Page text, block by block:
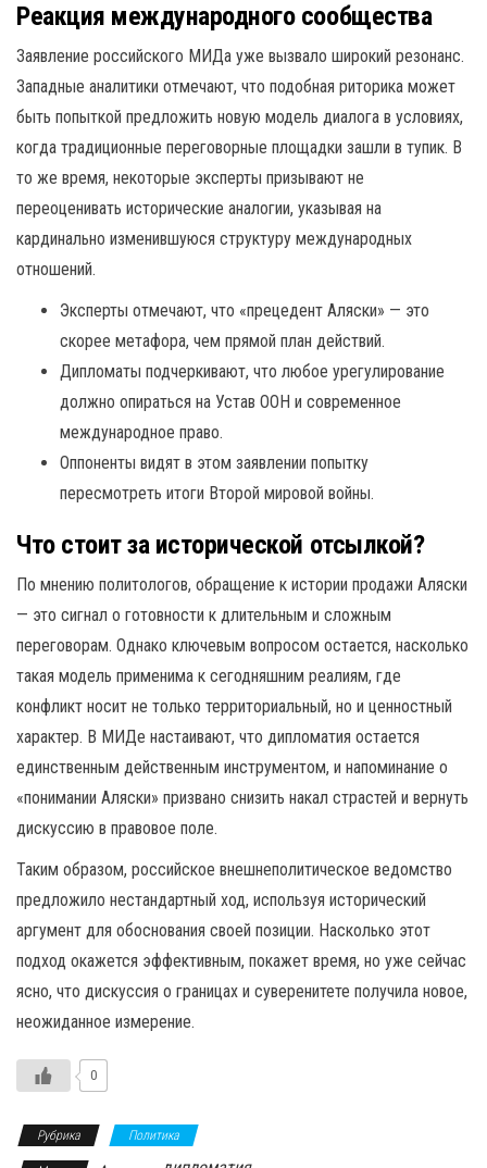
Реакция международного сообщества
Заявление российского МИДа уже вызвало широкий резонанс.
Западные аналитики отмечают, что подобная риторика может
быть попыткой предложить новую модель диалога в условиях,
когда традиционные переговорные площадки зашли в тупик. В
то же время, некоторые эксперты призывают не
переоценивать исторические аналогии, указывая на
кардинально изменившуюся структуру международных
отношений.
Эксперты отмечают, что «прецедент Аляски» — это
скорее метафора, чем прямой план действий.
Дипломаты подчеркивают, что любое урегулирование
должно опираться на Устав ООН и современное
международное право.
Оппоненты видят в этом заявлении попытку
пересмотреть итоги Второй мировой войны.
Что стоит за исторической отсылкой?
По мнению политологов, обращение к истории продажи Аляски
— это сигнал о готовности к длительным и сложным
переговорам. Однако ключевым вопросом остается, насколько
такая модель применима к сегодняшним реалиям, где
конфликт носит не только территориальный, но и ценностный
характер. В МИДе настаивают, что дипломатия остается
единственным действенным инструментом, и напоминание о
«понимании Аляски» призвано снизить накал страстей и вернуть
дискуссию в правовое поле.
Таким образом, российское внешнеполитическое ведомство
предложило нестандартный ход, используя исторический
аргумент для обоснования своей позиции. Насколько этот
подход окажется эффективным, покажет время, но уже сейчас
ясно, что дискуссия о границах и суверенитете получила новое,
неожиданное измерение.
0
Рубрика Политика